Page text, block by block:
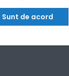
Sunt de acord
Am nevoie de